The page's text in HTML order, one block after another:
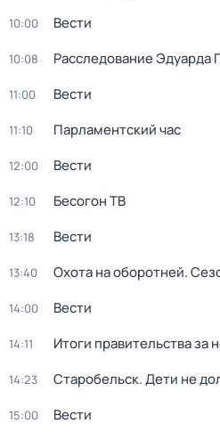
10:00 Вести
10:08 Расследование Эдуарда
11:00 Вести
11:10 Парламентский час
12:00 Вести
12:10 Бесогон ТВ
13:18 Вести
13:40 Охота на оборотней.
14:00 Вести
14:11 Итоги правительства за
14:23 Старобельск. Дети не
15:00 Вести